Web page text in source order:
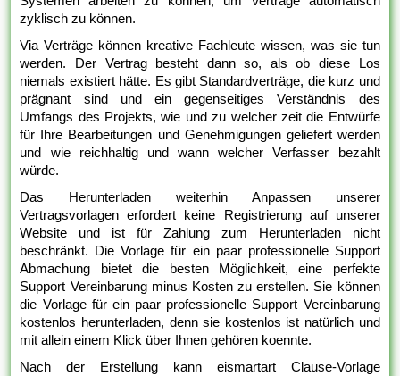
zyklisch zu können.
Via Verträge können kreative Fachleute wissen, was sie tun
werden. Der Vertrag besteht dann so, als ob diese Los
niemals existiert hätte. Es gibt Standardverträge, die kurz und
prägnant sind und ein gegenseitiges Verständnis des
Umfangs des Projekts, wie und zu welcher zeit die Entwürfe
für Ihre Bearbeitungen und Genehmigungen geliefert werden
und wie reichhaltig und wann welcher Verfasser bezahlt
würde.
Das Herunterladen weiterhin Anpassen unserer
Vertragsvorlagen erfordert keine Registrierung auf unserer
Website und ist für Zahlung zum Herunterladen nicht
beschränkt. Die Vorlage für ein paar professionelle Support
Abmachung bietet die besten Möglichkeit, eine perfekte
Support Vereinbarung minus Kosten zu erstellen. Sie können
die Vorlage für ein paar professionelle Support Vereinbarung
kostenlos herunterladen, denn sie kostenlos ist natürlich und
mit allein einem Klick über Ihnen gehören koennte.
Nach der Erstellung kann eismartart Clause-Vorlage